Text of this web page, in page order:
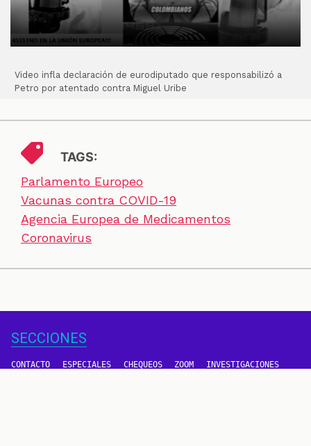
Video infla declaración de eurodiputado que responsabilizó a
Petro por atentado contra Miguel Uribe
TAGS:
Parlamento Europeo
Vacunas contra COVID-19
Agencia Europea de Medicamentos
Coronavirus
SECCIONES
CONTACTO ESPECIALES CHEQUEOS ZOOM INVESTIGACIONES